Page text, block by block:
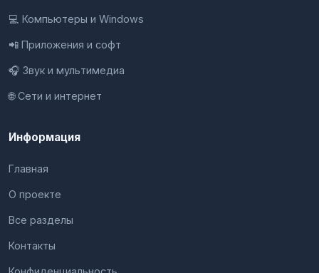
💻 Компьютеры и Windows
📲 Приложения и софт
🎧 Звук и мультимедиа
🌐 Сети и интернет
Информация
Главная
О проекте
Все разделы
Контакты